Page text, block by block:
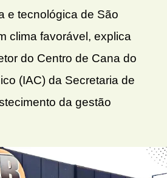
e tecnológica de São
clima favorável, explica
do Centro de Cana do
(IAC) da Secretaria de
da gestão